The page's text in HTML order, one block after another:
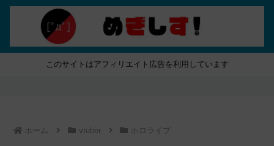
このサイトはアフィリエイト広告を利用しています
ホーム vtuber ホロライブ